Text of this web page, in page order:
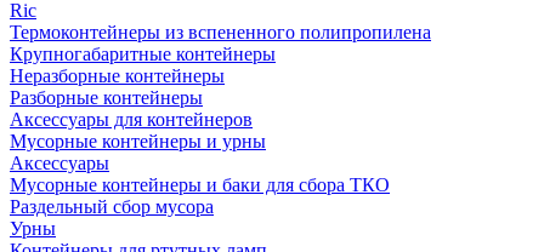
Ric
Термоконтейнеры из вспененного полипропилена
Крупногабаритные контейнеры
Неразборные контейнеры
Разборные контейнеры
Аксессуары для контейнеров
Мусорные контейнеры и урны
Аксессуары
Мусорные контейнеры и баки для сбора ТКО
Раздельный сбор мусора
Урны